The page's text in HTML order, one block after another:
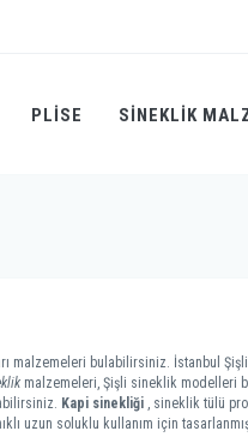
PLİSE SINEKLIK
malzemeleri bulabilirsiniz. İstanbul
malzemeleri, Şişli sineklik modelleri
Kapi sinekliği , sineklik tülü
uzun soluklu kullanım için